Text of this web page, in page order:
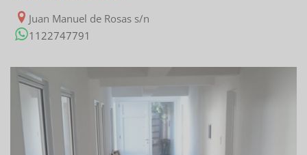
Juan Manuel de Rosas s/n
1122747791